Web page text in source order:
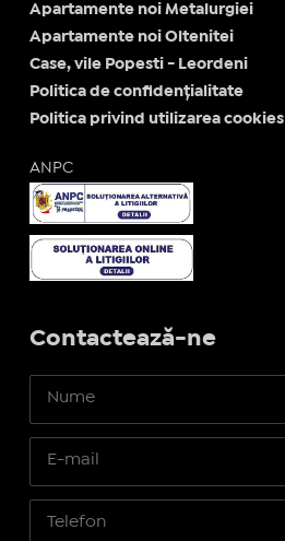
Apartamente noi Metalurgiei
Apartamente noi Oltenitei
Case, vile Popesti - Leordeni
Politica de confidențialitate
Politica privind utilizarea cookies
ANPC
Contactează-ne